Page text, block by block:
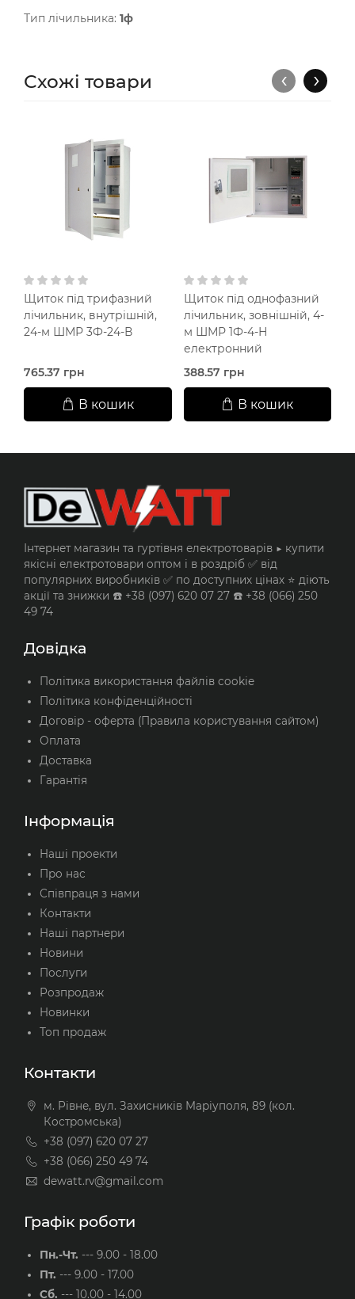
Тип лічильника: 1ф
Схожі товари
Щиток під трифазний
лічильник, внутрішній,
24-м ШМР 3Ф-24-В
765.37 грн
В кошик
Щиток під однофазний
лічильник, зовнішній, 4-
м ШМР 1Ф-4-Н
електронний
388.57 грн
В кошик
‹ ›
Інтернет магазин та гуртівня електротоварів ▶️ купити
якісні електротовари оптом і в роздріб ✅ від
популярних виробників ✅ по доступних цінах ⭐ діють
акції та знижки ☎️ +38 (097) 620 07 27 ☎️ +38 (066) 250
49 74
Довідка
Політика використання файлів cookie
Політика конфіденційності
Договір - оферта (Правила користування сайтом)
Оплата
Доставка
Гарантія
Інформація
Наші проекти
Про нас
Співпраця з нами
Контакти
Наші партнери
Новини
Послуги
Розпродаж
Новинки
Топ продаж
Контакти
м. Рівне, вул. Захисників Маріуполя, 89 (кол.
Костромська)
+38 (097) 620 07 27
+38 (066) 250 49 74
dewatt.rv@gmail.com
Графік роботи
Пн.-Чт. --- 9.00 - 18.00
Пт. --- 9.00 - 17.00
Сб. --- 10.00 - 14.00